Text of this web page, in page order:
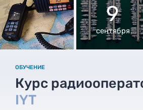
9
сентября
ОБУЧЕНИЕ
Курс
IYT